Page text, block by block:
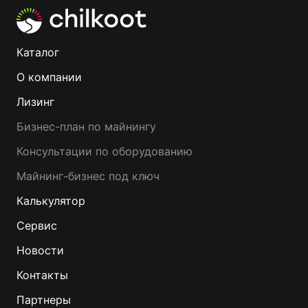
Каталог
О компании
Лизинг
Бизнес-план по майнингу
Консультации по оборудованию
Майнинг-бизнес под ключ
Калькулятор
Сервис
Новости
Контакты
Партнеры